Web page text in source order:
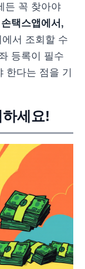
든 꼭 찾아야
손택스앱에서,
서 조회할 수
등록이 필수
한다는 점을 기
세요!